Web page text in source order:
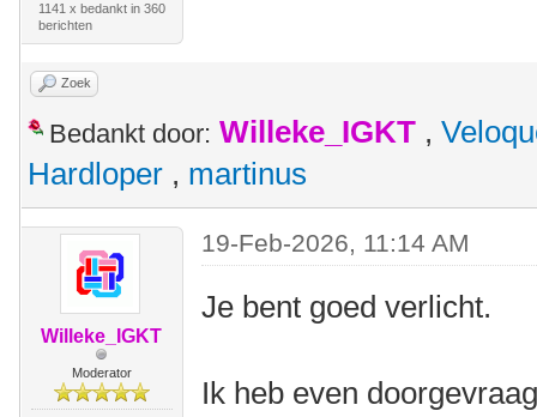
1141 x bedankt in 360
berichten
Zoek
Bedankt door: Willeke_IGKT ,
Hardloper , martinus
Willeke_IGKT
Moderator
19-Feb-2026, 11:14 AM
Je bent goed verlicht.
Ik heb even